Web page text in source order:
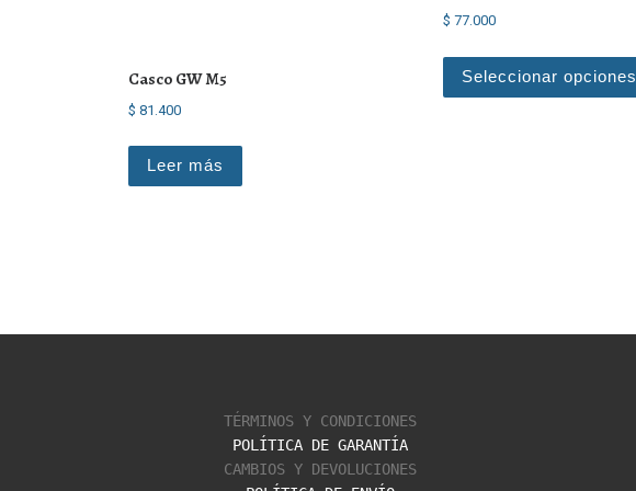
Casco GW M5
$ 81.400
Leer más
$ 77.000
Seleccionar opciones
TÉRMINOS Y CONDICIONES
POLÍTICA DE GARANTÍA
CAMBIOS Y DEVOLUCIONES